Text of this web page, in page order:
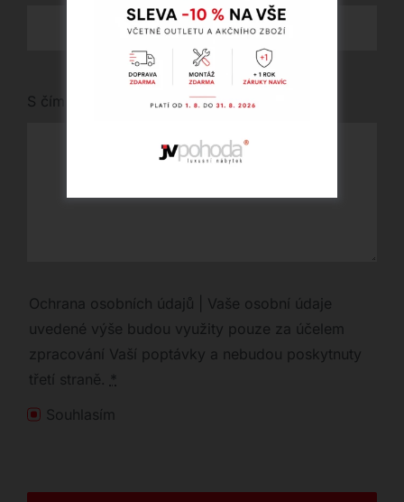
S čím vám můžeme pomoci?
Ochrana osobních údajů | Vaše osobní údaje
uvedené výše budou využity pouze za účelem
zpracování Vaší poptávky a nebudou poskytnuty
třetí straně. *
Souhlasím